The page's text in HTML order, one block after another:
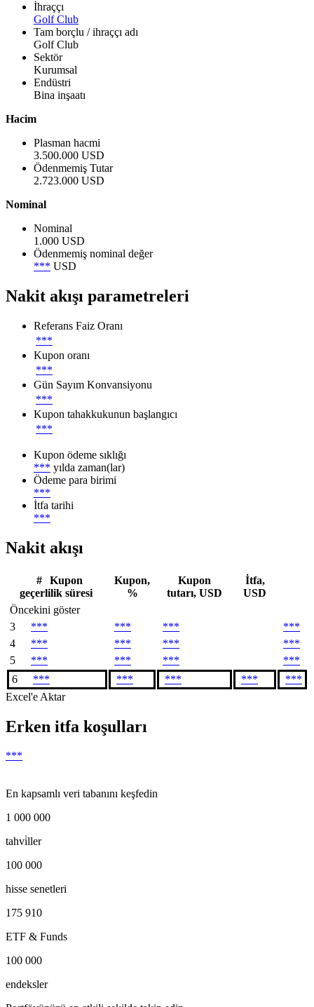
İhraççı
Golf Club
Tam borçlu / ihraççı adı
Golf Club
Sektör
Kurumsal
Endüstri
Bina inşaatı
Hacim
Plasman hacmi
3.500.000 USD
Ödenmemiş Tutar
2.723.000 USD
Nominal
Nominal
1.000 USD
Ödenmemiş nominal değer
*** USD
Nakit akışı parametreleri
Referans Faiz Oranı
***
Kupon oranı
***
Gün Sayım Konvansiyonu
***
Kupon tahakkukunun başlangıcı
***
Kupon ödeme sıklığı
*** yılda zaman(lar)
Ödeme para birimi
***
İtfa tarihi
***
Nakit akışı
#
Kupon
geçerlilik süresi
Kupon,
%
Kupon
tutarı, USD
İtfa,
USD
Öncekini göster
3
*** *** ***
***
4
*** *** ***
***
5
*** *** ***
***
6
*** *** *** ***
***
Excel'e Aktar
Erken itfa koşulları
***
En kapsamlı veri tabanını keşfedin
1 000 000
tahvi̇ller
100 000
hisse senetleri
175 910
ETF & Funds
100 000
endeksler